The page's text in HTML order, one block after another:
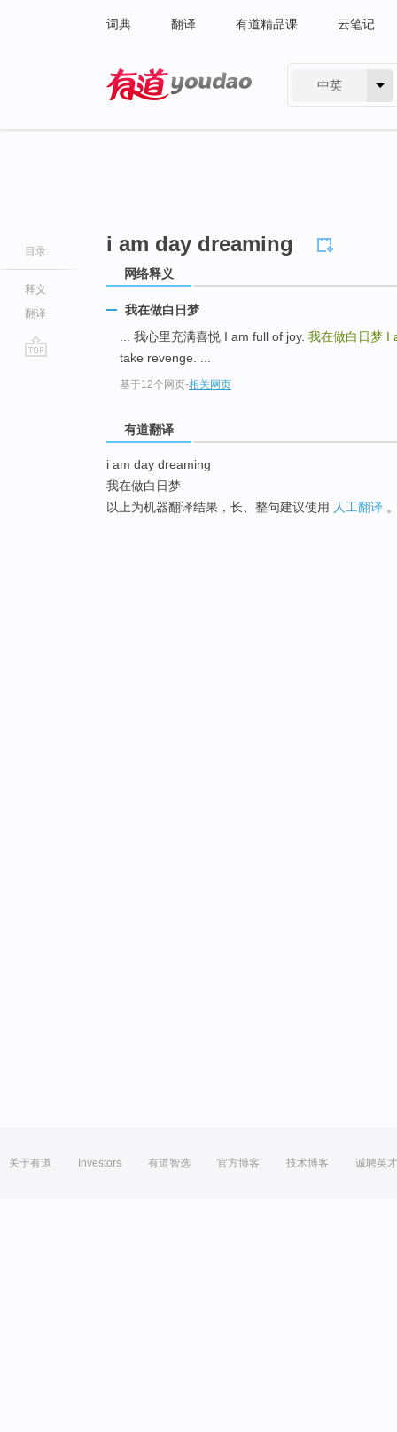
词典 翻译 有道精品课 云笔记
中英
目录
释义
翻译
i am day dreaming
网络释义
我在做白日梦
... 我心里充满喜悦 I am full of joy. 我在做白日梦 I
take revenge. ...
基于12个网页-相关网页
有道翻译
i am day dreaming
我在做白日梦
以上为机器翻译结果，长、整句建议使用 人工翻译
关于有道 Investors 有道智选 官方博客 技术博客 诚聘英才